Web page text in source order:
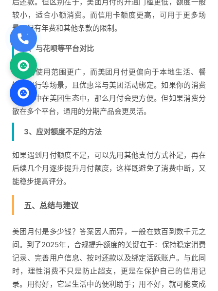
较小，适合小额消费。而信用卡额度更高，可用于更多场
景，但有年费和其他条款的限制。
2、与花呗等平台对比
花呗的使用范围更广，而美团月付更偏向于本地生活、餐
饮、出行等场景，且优惠常与美团活动绑定。如果你的消费
主要集中在美团生态中，那么月付会更方便。但如果消费分
散在多个平台，通用的分期产品会更灵活。
3、应对额度不足的方法
如果遇到月付额度不足，可以先用其他支付方式补足，再在
后续几个月逐步提升月付额度，这样既避免了消费中断，又
能稳步提高评分。
五、总结与建议
美团月付是多少钱？答案因人而异，一般在数百到数千元之
间。到了2025年，合规提升额度的关键在于：保持稳定消费
记录、完善用户信息、按时还款以及绑定活跃账户。与此同
时，理性消费不只是防止超支，更是在保护自己的信用记
录。用得好，它是生活中的便利助手；用不好，就可能变成